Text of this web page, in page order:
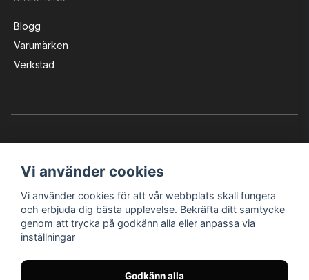
Blogg
Varumärken
Verkstad
© Nilssons MC - Allt för dig & din MC
Instagram Facebook YouTube
Vi använder cookies
Vi använder cookies för att vår webbplats skall fungera
och erbjuda dig bästa upplevelse. Bekräfta ditt samtycke
genom att trycka på godkänn alla eller anpassa via
inställningar
Godkänn alla